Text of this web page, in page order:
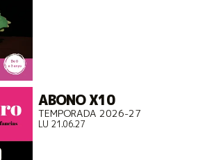
ABONO X10
TEMPORADA 2026-27
LU 21.06.27